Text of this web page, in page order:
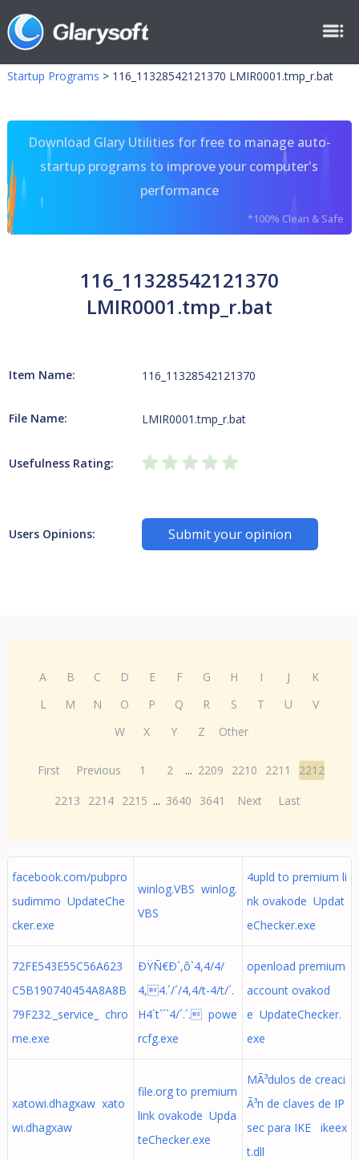
Startup Programs > 116_11328542121370 LMIR0001.tmp_r.bat
Download Glary Utilities for free to manage auto-
startup programs to improve your computer's
performance
*100% Clean & Safe
116_11328542121370
LMIR0001.tmp_r.bat
Item Name: 116_11328542121370
File Name: LMIR0001.tmp_r.bat
Usefulness Rating:
Users Opinions: Submit your opinion
A B C D E F G H I J
K
L
M N O P Q R S T U
V
W
X Y Z Other
First Previous 1 2 ... 2209 2210 2211
2212
2213
2214 2215 ... 3640 3641 Next Last
facebook.com/pubpro
sudimmo UpdateChe
cker.exe
winlog.VBS winlog.
VBS
4upld to premium li
nk ovakode Updat
eChecker.exe
72FE543E55C56A623
C5B190740454A8A8B
79F232._service_ chro
me.exe
ÐŸÑ€Ð´,ô`4,4/4/
4,4.´/´/4,4/t-4/t/´.
H4`t`´`4/´.´. powe
rcfg.exe
openload premium
account ovakod
e UpdateChecker.
exe
xatowi.dhagxaw xato
wi.dhagxaw
file.org to premium
link ovakode Upda
teChecker.exe
MÃ³dulos de creaci
Ã³n de claves de IP
sec para IKE ikeex
t.dll